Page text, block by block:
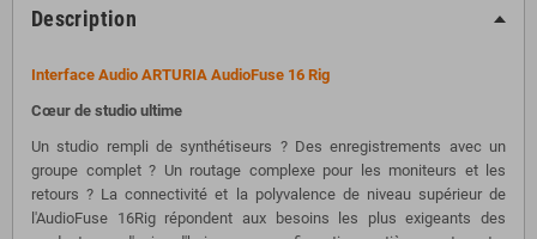
Description
Interface Audio ARTURIA AudioFuse 16 Rig
Cœur de studio ultime
Un studio rempli de synthétiseurs ? Des enregistrements avec un
groupe complet ? Un routage complexe pour les moniteurs et les
retours ? La connectivité et la polyvalence de niveau supérieur de
l'AudioFuse 16Rig répondent aux besoins les plus exigeants des